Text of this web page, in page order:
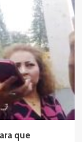
que